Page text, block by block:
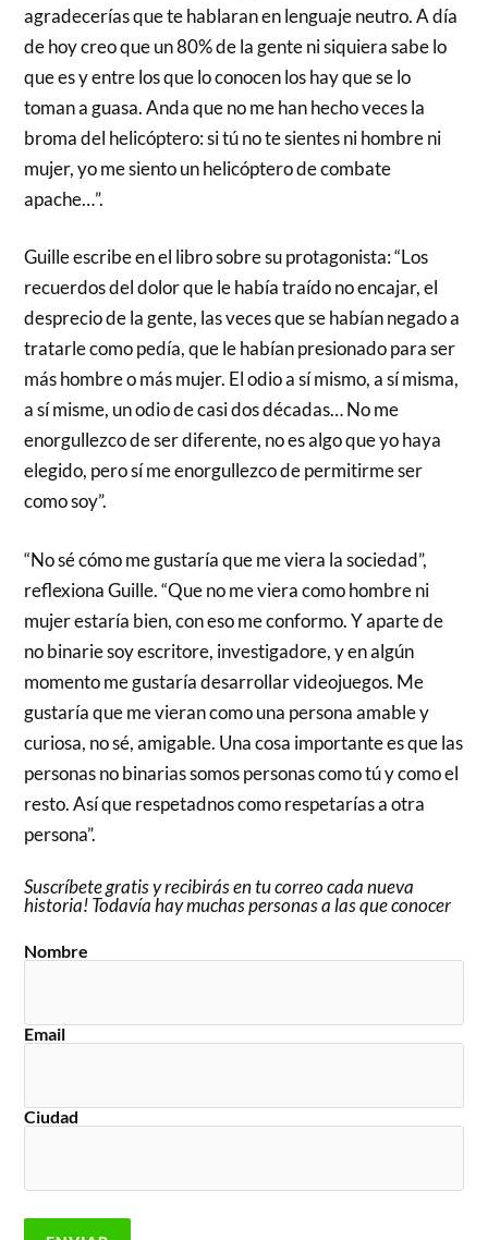
agradecerías que te hablaran en lenguaje neutro. A día
de hoy creo que un 80% de la gente ni siquiera sabe lo
que es y entre los que lo conocen los hay que se lo
toman a guasa. Anda que no me han hecho veces la
broma del helicóptero: si tú no te sientes ni hombre ni
mujer, yo me siento un helicóptero de combate
apache…”.
Guille escribe en el libro sobre su protagonista: “Los
recuerdos del dolor que le había traído no encajar, el
desprecio de la gente, las veces que se habían negado a
tratarle como pedía, que le habían presionado para ser
más hombre o más mujer. El odio a sí mismo, a sí misma,
a sí misme, un odio de casi dos décadas… No me
enorgullezco de ser diferente, no es algo que yo haya
elegido, pero sí me enorgullezco de permitirme ser
como soy”.
“No sé cómo me gustaría que me viera la sociedad”,
reflexiona Guille. “Que no me viera como hombre ni
mujer estaría bien, con eso me conformo. Y aparte de
no binarie soy escritore, investigadore, y en algún
momento me gustaría desarrollar videojuegos. Me
gustaría que me vieran como una persona amable y
curiosa, no sé, amigable. Una cosa importante es que las
personas no binarias somos personas como tú y como el
resto. Así que respetadnos como respetarías a otra
persona”.
Suscríbete gratis y recibirás en tu correo cada nueva
historia! Todavía hay muchas personas a las que conocer
Nombre
Email
Ciudad